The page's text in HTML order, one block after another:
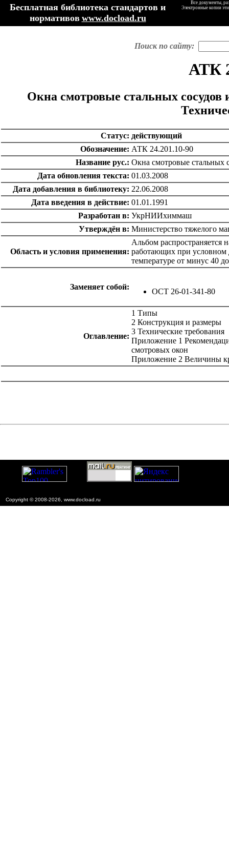
Бесплатная библиотека стандартов и
нормативов www.docload.ru
Все документы,
Электронные копии
Поиск по сайту:
АТК
Окна смотровые стальных
Статус: действующий
Обозначение: АТК 24.201.10-90
Название рус.: Окна смотровые стальных
Дата обновления текста: 01.03.2008
Дата добавления в библиотеку: 22.06.2008
Дата введения в действие: 01.01.1991
Разработан в: УкрНИИхиммаш
Утверждён в: Министерство тяжелого
Область и условия применения:
Альбом распространяется
работающих при условном
температуре от минус 40
Заменяет собой:
ОСТ 26-01-341-80
Оглавление:
1 Типы
2 Конструкция и размеры
3 Технические требования
Приложение 1
смотровых окон
Приложение 2 Величины
Copyright © 2008-2026, www.docload.ru